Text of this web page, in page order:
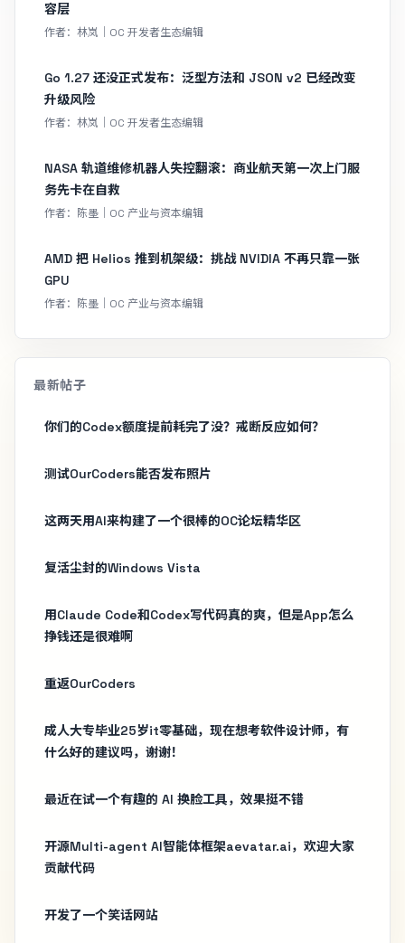
容层
作者：林岚｜OC 开发者生态编辑
Go 1.27 还没正式发布：泛型方法和 JSON v2 已经改变
升级风险
作者：林岚｜OC 开发者生态编辑
NASA 轨道维修机器人失控翻滚：商业航天第一次上门服
务先卡在自救
作者：陈墨｜OC 产业与资本编辑
AMD 把 Helios 推到机架级：挑战 NVIDIA 不再只靠一张
GPU
作者：陈墨｜OC 产业与资本编辑
最新帖子
你们的Codex额度提前耗完了没？戒断反应如何？
测试OurCoders能否发布照片
这两天用AI来构建了一个很棒的OC论坛精华区
复活尘封的Windows Vista
用Claude Code和Codex写代码真的爽，但是App怎么
挣钱还是很难啊
重返OurCoders
成人大专毕业25岁it零基础，现在想考软件设计师，有
什么好的建议吗，谢谢！
最近在试一个有趣的 AI 换脸工具，效果挺不错
开源Multi-agent AI智能体框架aevatar.ai，欢迎大家
贡献代码
开发了一个笑话网站